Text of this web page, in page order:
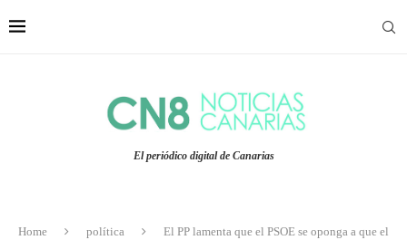
El periódico digital de Canarias
Home política
El PP lamenta que el PSOE se oponga a que el